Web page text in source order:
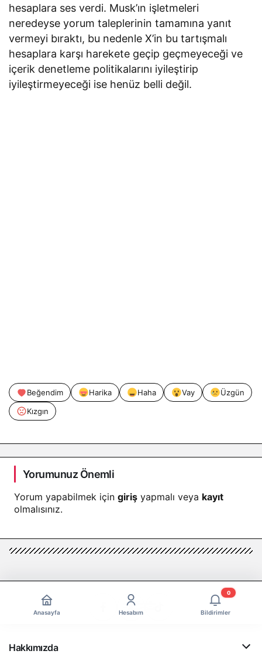
hesaplara ses verdi. Musk’ın işletmeleri
neredeyse yorum taleplerinin tamamına yanıt
vermeyi bıraktı, bu nedenle X’in bu tartışmalı
hesaplara karşı harekete geçip geçmeyeceği ve
içerik denetleme politikalarını iyileştirip
iyileştirmeyeceği ise henüz belli değil.
Beğendim Harika Haha Vay
Üzgün
Kızgın
Yorumunuz Önemli
Yorum yapabilmek için giriş yapmalı veya kayıt
olmalısınız.
Anasayfa Hesabım Bildirimler
0
Hakkımızda